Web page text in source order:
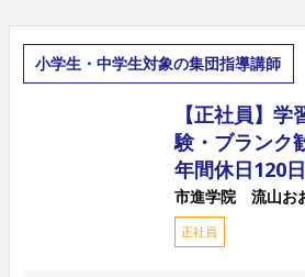
小学生・中学生対象の集団指導講師
【正社員】
験・ブランク
年間休日120日
市進学院 流山お
正社員